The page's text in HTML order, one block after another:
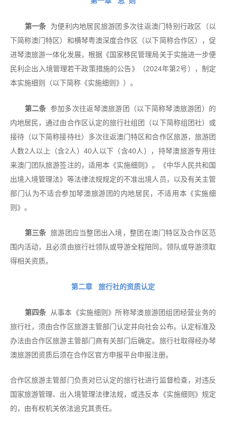
第一条 为便利内地居民旅游团多次往返澳门特别行政区（以
下简称澳门特区）和横琴粤澳深度合作区（以下简称合作区），促
进琴澳旅游一体化发展，根据《国家移民管理局关于实施进一步便
民利企出入境管理若干政策措施的公告》（2024年第2号），制定
本实施细则（以下简称《实施细则》）。
第二条 参加多次往返琴澳旅游团（以下简称琴澳旅游团）的
内地居民，通过由合作区认定的旅行社组团（以下简称组团社）或
接待（以下简称接待社）多次往返澳门特区和合作区旅游，旅游团
人数2人以上（含2人）40人以下（含40人），持琴澳旅游专用往
来澳门团队旅游签注的，适用本《实施细则》。《中华人民共和国
出境入境管理法》等法律法规规定的不准出境人员，以及有关主管
部门认为不适合参加琴澳旅游团的内地居民，不适用本《实施细
则》。
第三条 旅游团应当整团出入境，整团在澳门特区及合作区范
围内活动，且必须由旅行社领队或导游全程陪同。领队或导游须取
得相关资质。
第二章 旅行社的资质认定
第四条 从事本《实施细则》所称琴澳旅游团组团经营业务的
旅行社，须由合作区旅游主管部门认定并向社会公布。认定标准及
办法由合作区旅游主管部门商有关部门后确定。旅行社取得经办琴
澳旅游团资质后须在合作区官方申报平台申报注册。
合作区旅游主管部门负责对已认定的旅行社进行监督检查，对违反
国家旅游管理、出入境管理法律法规，或违反本《实施细则》规定
的，由有权机关依法追究其责任。